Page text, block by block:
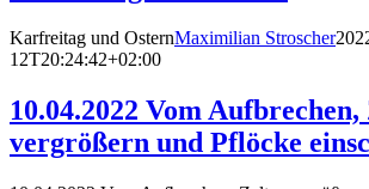
Karfreitag und OsternMaximilian Stroscher
12T20:24:42+02:00
10.04.2022 Vom Aufbrechen,
vergrößern und Pflöcke